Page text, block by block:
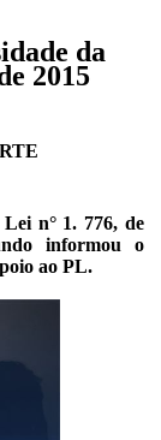
da
2015
n° 1. 776, de
informou o
ao PL.